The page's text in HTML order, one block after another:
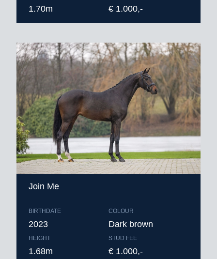
1.70m € 1.000,-
Join Me
BIRTHDATE
2023
HEIGHT
1.68m
COLOUR
Dark brown
STUD FEE
€ 1.000,-